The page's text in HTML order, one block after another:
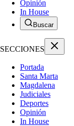
Opinión
In House
Buscar
SECCIONES
Portada
Santa Marta
Magdalena
Judiciales
Deportes
Opinión
In House